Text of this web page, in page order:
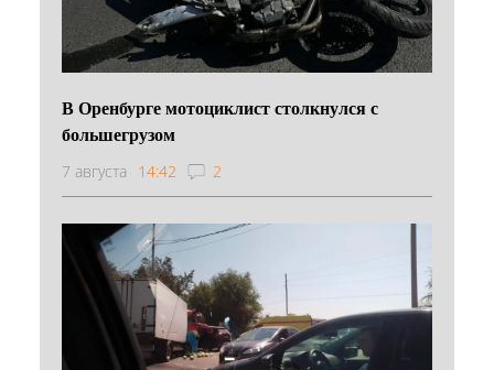
В Оренбурге мотоциклист столкнулся с
большегрузом
7 августа 14:42 2